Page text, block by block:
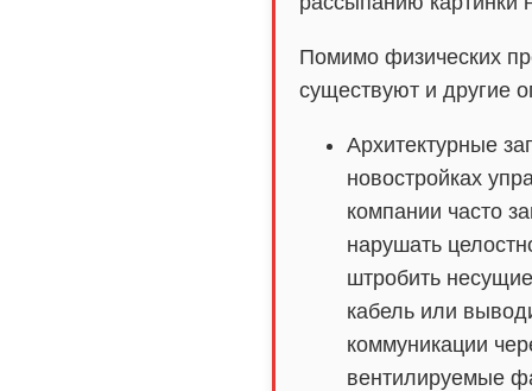
Помимо физических
существуют и другие
Архитектурные
новостройках
компании часто
нарушать
штробить
кабель или
коммуникации
вентилируемые